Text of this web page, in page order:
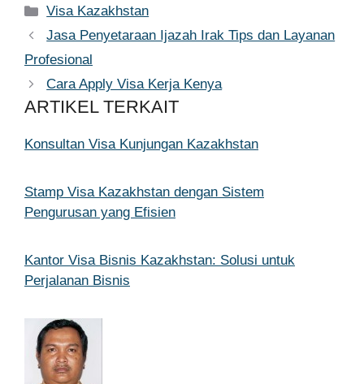
Kategori
Visa Kazakhstan
Jasa Penyetaraan Ijazah Irak Tips dan Layanan
Profesional
Cara Apply Visa Kerja Kenya
ARTIKEL TERKAIT
Konsultan Visa Kunjungan Kazakhstan
Stamp Visa Kazakhstan dengan Sistem
Pengurusan yang Efisien
Kantor Visa Bisnis Kazakhstan: Solusi untuk
Perjalanan Bisnis